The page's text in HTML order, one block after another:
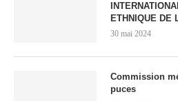
ETHNIQUE DE
30 mai 2024
Commission
puces